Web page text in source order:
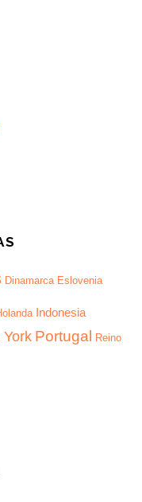
Dinamarca Eslovenia
Indonesia
York Portugal Reino